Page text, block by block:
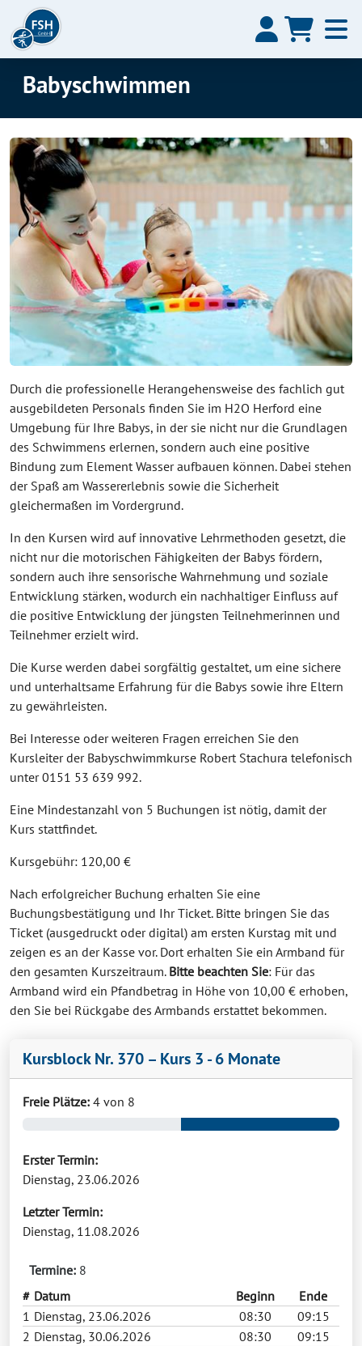
Babyschwimmen
Durch die professionelle Herangehensweise des fachlich gut
ausgebildeten Personals finden Sie im H2O Herford eine
Umgebung für Ihre Babys, in der sie nicht nur die Grundlagen
des Schwimmens erlernen, sondern auch eine positive
Bindung zum Element Wasser aufbauen können. Dabei stehen
der Spaß am Wassererlebnis sowie die Sicherheit
gleichermaßen im Vordergrund.
In den Kursen wird auf innovative Lehrmethoden gesetzt, die
nicht nur die motorischen Fähigkeiten der Babys fördern,
sondern auch ihre sensorische Wahrnehmung und soziale
Entwicklung stärken, wodurch ein nachhaltiger Einfluss auf
die positive Entwicklung der jüngsten Teilnehmerinnen und
Teilnehmer erzielt wird.
Die Kurse werden dabei sorgfältig gestaltet, um eine sichere
und unterhaltsame Erfahrung für die Babys sowie ihre Eltern
zu gewährleisten.
Bei Interesse oder weiteren Fragen erreichen Sie den
Kursleiter der Babyschwimmkurse Robert Stachura telefonisch
unter 0151 53 639 992.
Eine Mindestanzahl von 5 Buchungen ist nötig, damit der
Kurs stattfindet.
Kursgebühr: 120,00 €
Nach erfolgreicher Buchung erhalten Sie eine
Buchungsbestätigung und Ihr Ticket. Bitte bringen Sie das
Ticket (ausgedruckt oder digital) am ersten Kurstag mit und
zeigen es an der Kasse vor. Dort erhalten Sie ein Armband für
den gesamten Kurszeitraum. Bitte beachten Sie: Für das
Armband wird ein Pfandbetrag in Höhe von 10,00 € erhoben,
den Sie bei Rückgabe des Armbands erstattet bekommen.
Kursblock Nr. 370 – Kurs 3 - 6 Monate
Freie Plätze: 4 von 8
Erster Termin:
Dienstag, 23.06.2026
Letzter Termin:
Dienstag, 11.08.2026
Termine: 8
# Datum Beginn
Ende
1 Dienstag, 23.06.2026 08:30
09:15
2 Dienstag, 30.06.2026 08:30
09:15